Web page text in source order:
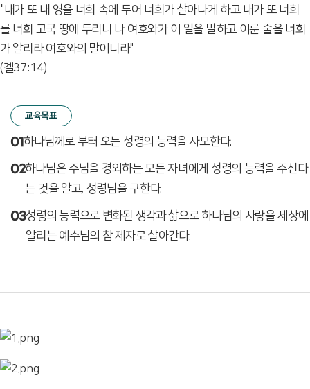
"내가 또 내 영을 너희 속에 두어 너희가 살아나게 하고 내가 또 너희
를 너희 고국 땅에 두리니 나 여호와가 이 일을 말하고 이룬 줄을 너희
가 알리라 여호와의 말이니라"
(겔37:14)
교육목표
01하나님께로 부터 오는 성령의 능력을 사모한다.
02하나님은 주님을 경외하는 모든 자녀에게 성령의 능력을 주신다
는 것을 알고, 성령님을 구한다.
03성령의 능력으로 변화된 생각과 삶으로 하나님의 사랑을 세상에
알리는 예수님의 참 제자로 살아간다.